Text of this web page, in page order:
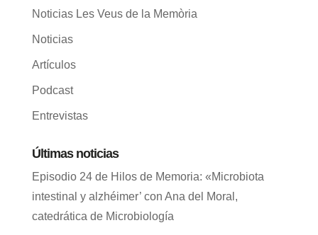
Noticias Les Veus de la Memòria
Noticias
Artículos
Podcast
Entrevistas
Últimas noticias
Episodio 24 de Hilos de Memoria: «Microbiota
intestinal y alzhéimer’ con Ana del Moral,
catedrática de Microbiología